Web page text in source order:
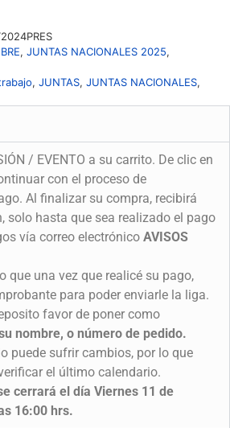
, JUNTAS NACIONALES 2025,
, JUNTAS, JUNTAS NACIONALES,
/ EVENTO a su carrito. De clic en
con el proceso de
Al finalizar su compra, recibirá
solo hasta que sea realizado el pago
vía correo electrónico AVISOS
que una vez que realicé su pago,
para poder enviarle la liga.
favor de poner como
nombre, o número de pedido.
puede sufrir cambios, por lo que
el último calendario.
cerrará el día Viernes 11 de
16:00 hrs.